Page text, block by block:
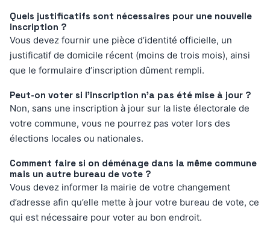
Quels justificatifs sont nécessaires pour une nouvelle
inscription ?
Vous devez fournir une pièce d’identité officielle, un
justificatif de domicile récent (moins de trois mois), ainsi
que le formulaire d’inscription dûment rempli.
Peut-on voter si l’inscription n’a pas été mise à jour ?
Non, sans une inscription à jour sur la liste électorale de
votre commune, vous ne pourrez pas voter lors des
élections locales ou nationales.
Comment faire si on déménage dans la même commune
mais un autre bureau de vote ?
Vous devez informer la mairie de votre changement
d’adresse afin qu’elle mette à jour votre bureau de vote, ce
qui est nécessaire pour voter au bon endroit.